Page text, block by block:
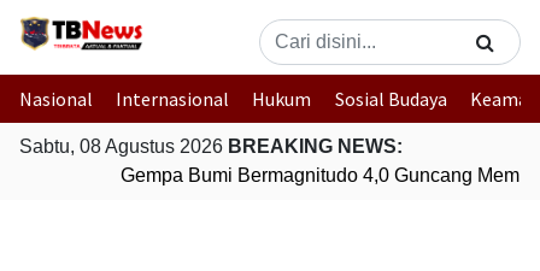
Nasional Internasional Hukum Sosial Budaya
Sabtu, 08 Agustus 2026 BREAKING NEWS:
Gempa Bumi Bermagnitudo 4,0 Guncang